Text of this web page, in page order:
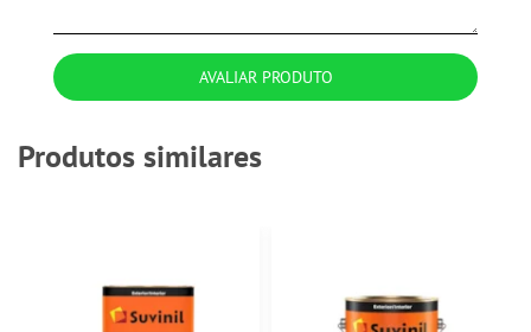
AVALIAR PRODUTO
Produtos similares